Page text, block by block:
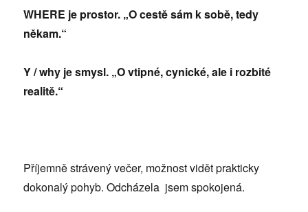
WHERE je prostor. „O cestě sám k sobě, tedy
někam.“
Y / why je smysl. „O vtipné, cynické, ale i rozbité
realitě.“
Příjemně strávený večer, možnost vidět prakticky
dokonalý pohyb. Odcházela jsem spokojená.